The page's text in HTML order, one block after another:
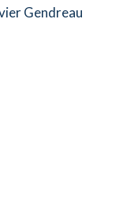
Gendreau